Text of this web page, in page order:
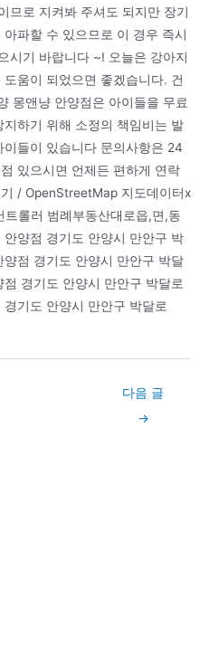
므로 지켜봐 주셔도 되지만 장기
파할 수 있으므로 이 경우 즉시
시기 바랍니다 ~! 오늘은 강아지
움이 되었으면 좋겠습니다. 건
몽앤냥 안양점은 아이들을 무료
하기 위해 소정의 책임비는 발
들이 있습니다 문의사항은 24
있으시면 언제든 편하게 연락
/ OpenStreetMap 지도데이터x
롤러 범례부동산대로읍,면,동
양점 경기도 안양시 만안구 박
점 경기도 안양시 만안구 박달
경기도 안양시 만안구 박달로
기도 안양시 만안구 박달로
다음 글
→